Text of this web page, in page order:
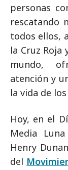
personas
rescatando
todos ellos,
la Cruz Roja
mundo,
atención y
la vida de
Hoy, en el
Media
Henry
del